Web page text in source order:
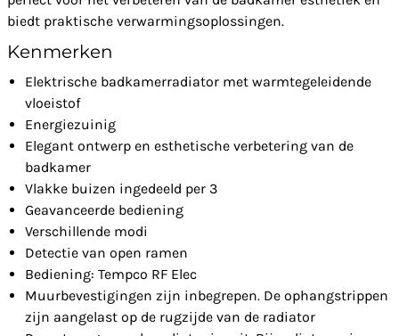
biedt praktische verwarmingsoplossingen.
Kenmerken
Elektrische badkamerradiator met warmtegeleidende
vloeistof
Energiezuinig
Elegant ontwerp en esthetische verbetering van de
badkamer
Vlakke buizen ingedeeld per 3
Geavanceerde bediening
Verschillende modi
Detectie van open ramen
Bediening: Tempco RF Elec
Muurbevestigingen zijn inbegrepen. De ophangstrippen
zijn aangelast op de rugzijde van de radiator